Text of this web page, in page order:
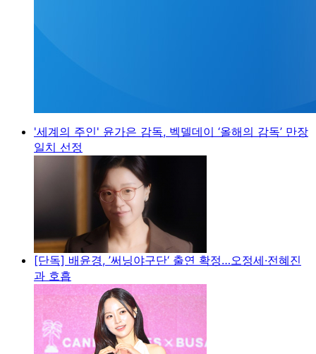
'세계의 주인' 윤가은 감독, 벡델데이 ‘올해의 감독’ 만장
일치 선정
[단독] 배윤경, ’써닝야구단‘ 출연 확정…오정세·전혜진
과 호흡